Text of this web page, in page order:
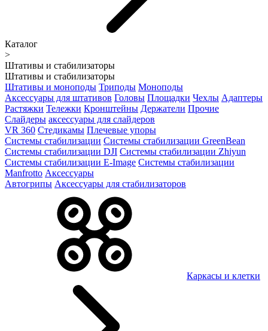
Каталог
>
Штативы и стабилизаторы
Штативы и стабилизаторы
Штативы и моноподы Триподы Моноподы
Аксессуары для штативов Головы Площадки Чехлы Адаптеры
Растяжки Тележки Кронштейны Держатели Прочие
Слайдеры аксессуары для слайдеров
VR 360 Стедикамы Плечевые упоры
Системы стабилизации Системы стабилизации GreenBean
Системы стабилизации DJI Системы стабилизации Zhiyun
Системы стабилизации E-Image Системы стабилизации
Manfrotto Аксессуары
Автогрипы Аксессуары для стабилизаторов
Каркасы и клетки